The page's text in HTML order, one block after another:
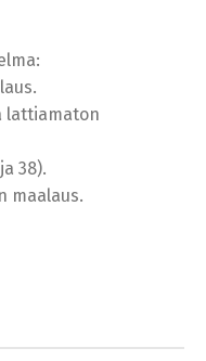
lattiamaton
38).
maalaus.